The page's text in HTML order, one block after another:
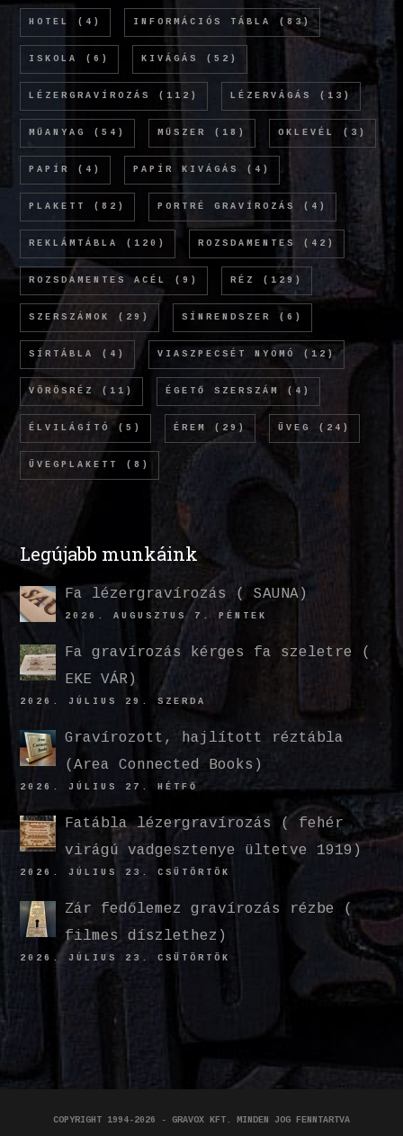
HOTEL (4) INFORMÁCIÓS TÁBLA (83)
ISKOLA (6) KIVÁGÁS (52)
LÉZERGRAVÍROZÁS (112) LÉZERVÁGÁS (13)
MŰANYAG (54) MŰSZER (18) OKLEVÉL (3)
PAPÍR (4) PAPÍR KIVÁGÁS (4)
PLAKETT (82) PORTRÉ GRAVÍROZÁS (4)
REKLÁMTÁBLA (120) ROZSDAMENTES (42)
ROZSDAMENTES ACÉL (9) RÉZ (129)
SZERSZÁMOK (29) SÍNRENDSZER (6)
SÍRTÁBLA (4) VIASZPECSÉT NYOMÓ (12)
VÖRÖSRÉZ (11) ÉGETŐ SZERSZÁM (4)
ÉLVILÁGÍTÓ (5) ÉREM (29) ÜVEG (24)
ÜVEGPLAKETT (8)
Legújabb munkáink
Fa lézergravírozás ( SAUNA)
2026. AUGUSZTUS 7. PÉNTEK
Fa gravírozás kérges fa szeletre (
EKE VÁR)
2026. JÚLIUS 29. SZERDA
Gravírozott, hajlított réztábla
(Area Connected Books)
2026. JÚLIUS 27. HÉTFŐ
Fatábla lézergravírozás ( fehér
virágú vadgesztenye ültetve 1919)
2026. JÚLIUS 23. CSÜTÖRTÖK
Zár fedőlemez gravírozás rézbe (
filmes díszlethez)
2026. JÚLIUS 23. CSÜTÖRTÖK
COPYRIGHT 1994-2026 - GRAVOX KFT. MINDEN JOG FENNTARTVA